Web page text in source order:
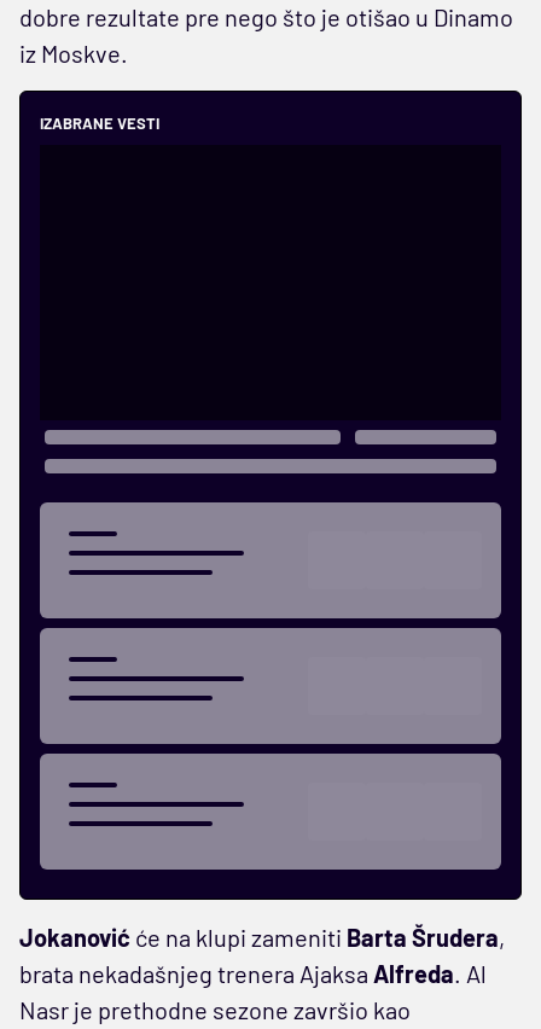
dobre rezultate pre nego što je otišao u Dinamo
iz Moskve.
IZABRANE VESTI
Jokanović će na klupi zameniti Barta Šrudera,
brata nekadašnjeg trenera Ajaksa Alfreda. Al
Nasr je prethodne sezone završio kao